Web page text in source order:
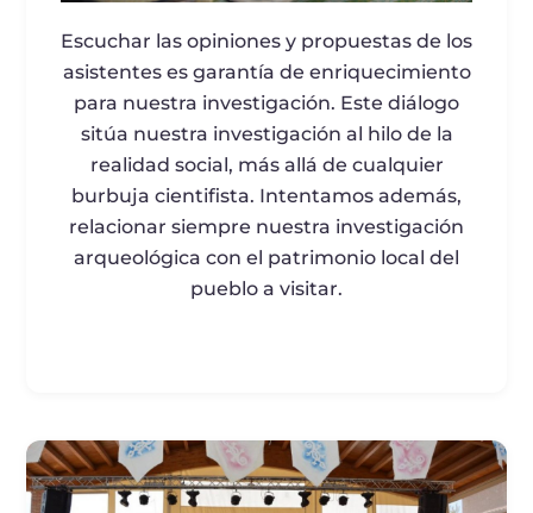
Escuchar las opiniones y propuestas de los
asistentes es garantía de enriquecimiento
para nuestra investigación. Este diálogo
sitúa nuestra investigación al hilo de la
realidad social, más allá de cualquier
burbuja cientifista. Intentamos además,
relacionar siempre nuestra investigación
arqueológica con el patrimonio local del
pueblo a visitar.